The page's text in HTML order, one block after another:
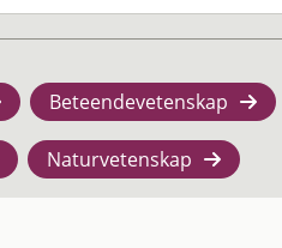
Beteendevetenskap
Naturvetenskap